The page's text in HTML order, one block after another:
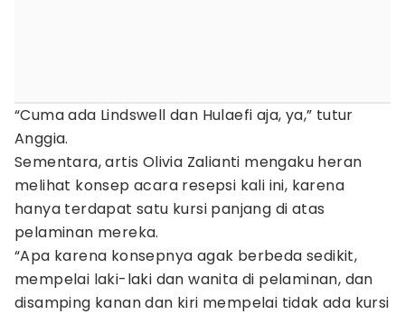
“Cuma ada Lindswell dan Hulaefi aja, ya,” tutur
Anggia.
Sementara, artis Olivia Zalianti mengaku heran
melihat konsep acara resepsi kali ini, karena
hanya terdapat satu kursi panjang di atas
pelaminan mereka.
“Apa karena konsepnya agak berbeda sedikit,
mempelai laki-laki dan wanita di pelaminan, dan
disamping kanan dan kiri mempelai tidak ada kursi